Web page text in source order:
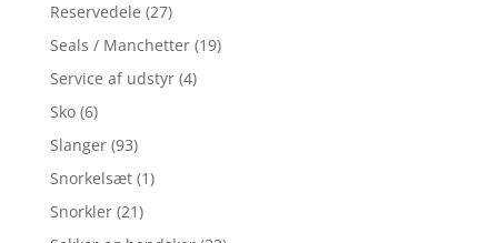
Reservedele (27)
Seals / Manchetter (19)
Service af udstyr (4)
Sko (6)
Slanger (93)
Snorkelsæt (1)
Snorkler (21)